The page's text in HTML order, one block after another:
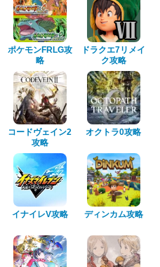
ポケモンFRLG攻
略
ドラクエ7リメイ
ク攻略
コードヴェイン2
攻略
オクトラ0攻略
イナイレV攻略 ディンカム攻略